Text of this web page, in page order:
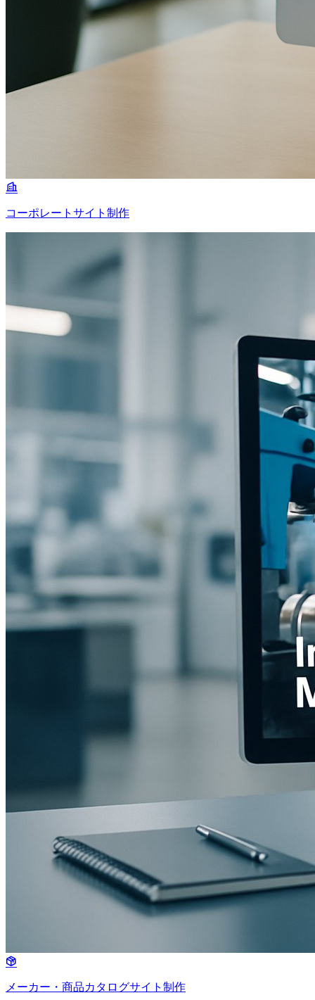
コーポレートサイト制作
メーカー・商品カタログサイト制作